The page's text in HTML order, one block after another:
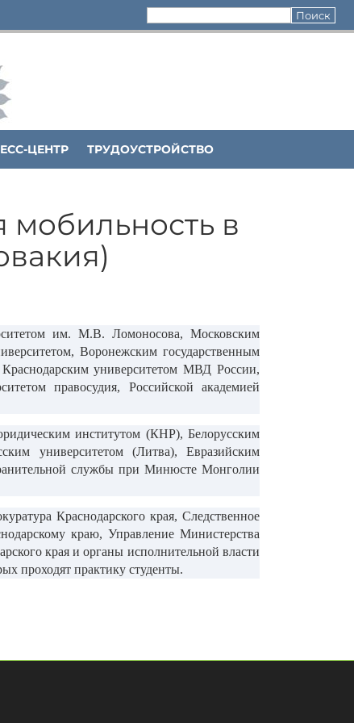
ЦЕНТР ТРУДОУСТРОЙСТВО
мобильность в
им. М.В. Ломоносова, Московским
Воронежским государственным
университетом МВД России,
правосудия, Российской академией
институтом (КНР), Белорусским
университетом (Литва), Евразийским
службы при Минюсте Монголии
Краснодарского края, Следственное
краю, Управление Министерства
края и органы исполнительной власти
проходят практику студенты.